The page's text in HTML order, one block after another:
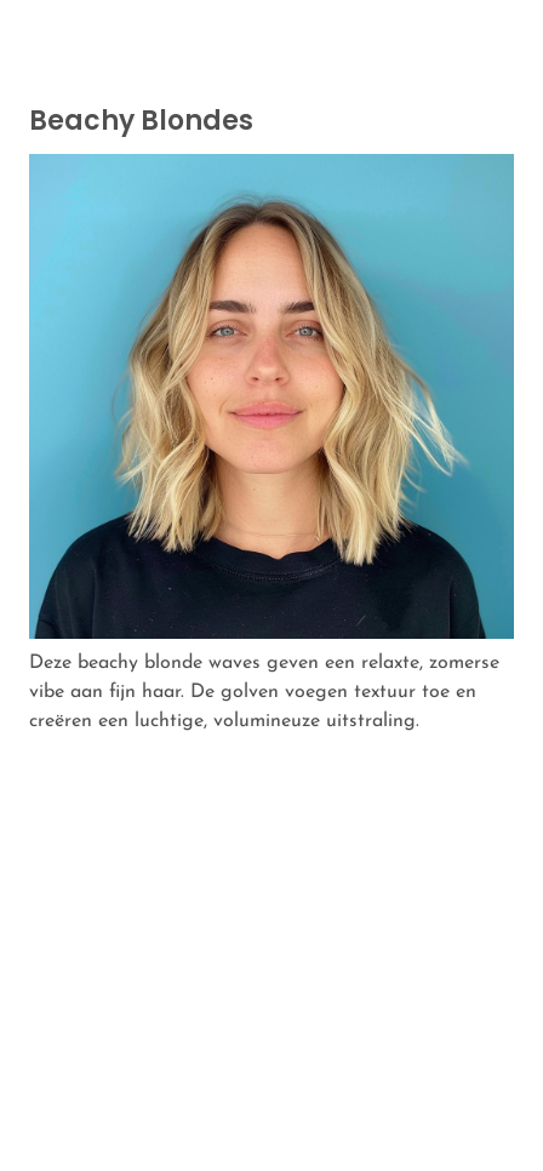
Beachy Blondes
Deze beachy blonde waves geven een relaxte, zomerse
vibe aan fijn haar. De golven voegen textuur toe en
creëren een luchtige, volumineuze uitstraling.